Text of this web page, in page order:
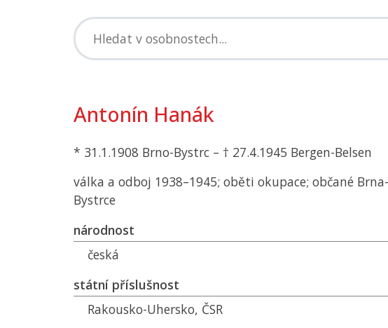
Antonín Hanák
* 31.1.1908 Brno-Bystrc – † 27.4.1945 Bergen-Belsen
válka a odboj 1938–1945; oběti okupace; občané Brna-
Bystrce
národnost
česká
státní příslušnost
Rakousko-Uhersko, ČSR